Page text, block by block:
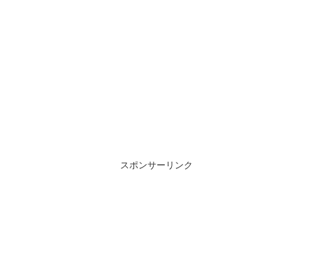
スポンサーリンク